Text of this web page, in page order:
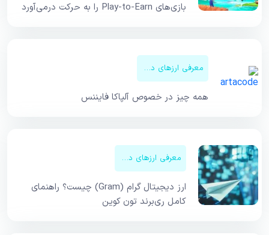
بازی‌های Play-to-Earn را به حرکت درمی‌آورد
معرفی ارزهای دیجیتال
همه چیز در خصوص آلپاکا فایننس
معرفی ارزهای دیجیتال
ارز دیجیتال گرام (Gram) چیست؟ راهنمای
کامل ری‌برند تون کوین